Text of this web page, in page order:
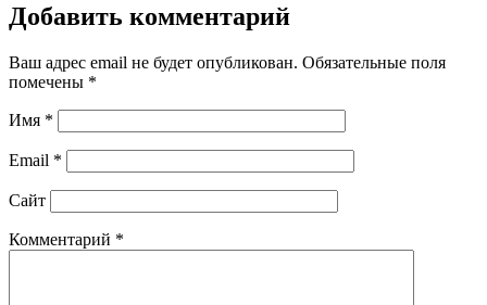
Добавить комментарий
Ваш адрес email не будет опубликован. Обязательные поля
помечены *
Имя *
Email *
Сайт
Комментарий *